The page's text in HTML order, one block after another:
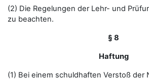
(2) Die Regelungen der Lehr- und
zu beachten.
§ 8
Haftung
(1) Bei einem schuldhaften Verstoß der